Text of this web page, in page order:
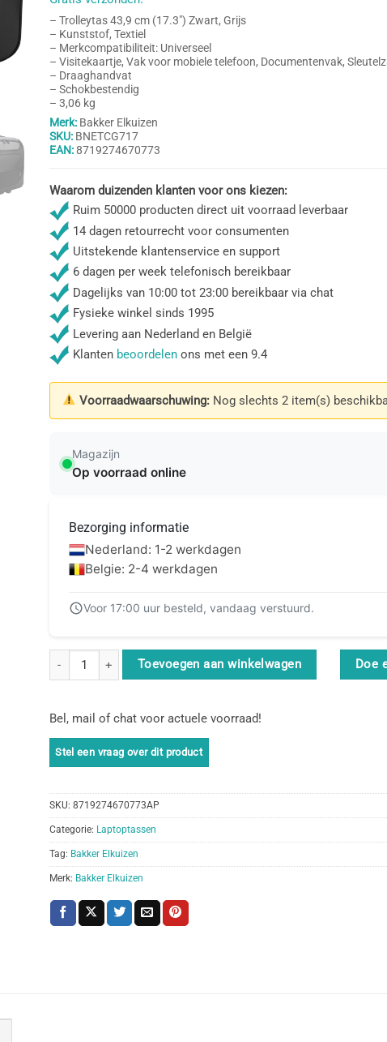
– Trolleytas 43,9 cm (17.3″) Zwart, Grijs
– Kunststof, Textiel
– Merkcompatibiliteit: Universeel
– Visitekaartje, Vak voor mobiele telefoon, Documentenvak,
– Draaghandvat
– Schokbestendig
– 3,06 kg
Merk: Bakker Elkuizen
SKU: BNETCG717
EAN:8719274670773
Waarom duizenden klanten voor ons kiezen:
Ruim 50000 producten direct uit voorraad leverbaar
14 dagen retourrecht voor consumenten
Uitstekende klantenservice en support
6 dagen per week telefonisch bereikbaar
Dagelijks van 10:00 tot 23:00 bereikbaar via chat
Fysieke winkel sinds 1995
Levering aan Nederland en België
Klanten beoordelenons met een 9.4
Voorraadwaarschuwing: Nog slechts 2 item(s)
Magazijn
Op voorraad online
Bezorging informatie
Nederland: 1-2 werkdagen
Belgie: 2-4 werkdagen
Voor 17:00 uur besteld, vandaag verstuurd.
BakkerElkhuizen LaptopTrolley TCG717 43,9 cm (17.3") Trolleytas
Toevoegen aan winkelwagen Doe
Bel, mail of chat voor actuele voorraad!
SKU: 8719274670773AP
Categorie: Laptoptassen
Tag: Bakker Elkuizen
Merk: Bakker Elkuizen